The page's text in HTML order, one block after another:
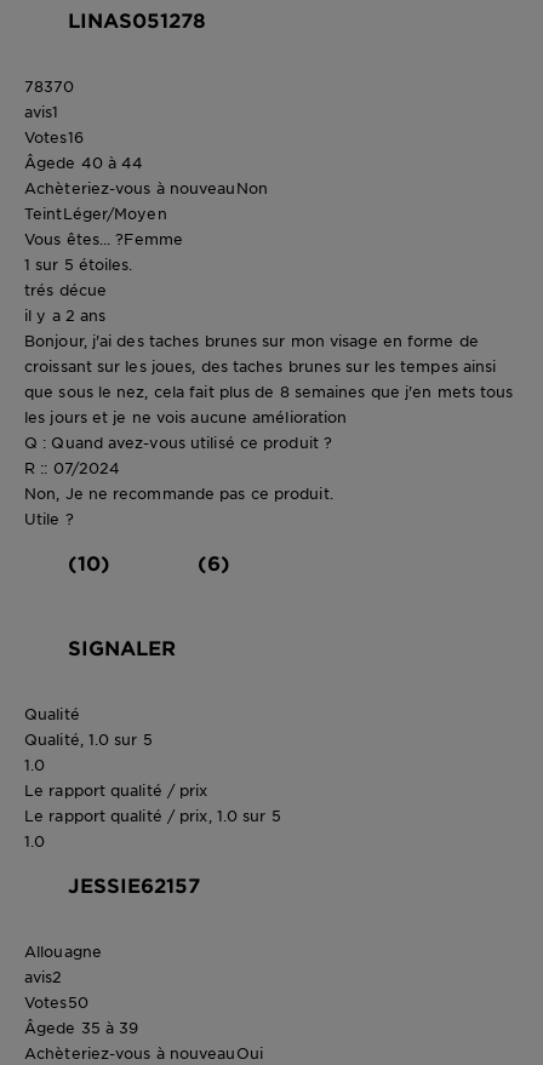
LINAS051278
78370
avis1
Votes16
Âgede 40 à 44
Achèteriez-vous à nouveauNon
TeintLéger/Moyen
Vous êtes... ?Femme
1 sur 5 étoiles.
trés décue
il y a 2 ans
Bonjour, j'ai des taches brunes sur mon visage en forme de
croissant sur les joues, des taches brunes sur les tempes ainsi
que sous le nez, cela fait plus de 8 semaines que j'en mets tous
les jours et je ne vois aucune amélioration
Q : Quand avez-vous utilisé ce produit ?
R :: 07/2024
Non, Je ne recommande pas ce produit.
Utile ?
(10) (6)
SIGNALER
Qualité
Qualité, 1.0 sur 5
1.0
Le rapport qualité / prix
Le rapport qualité / prix, 1.0 sur 5
1.0
JESSIE62157
Allouagne
avis2
Votes50
Âgede 35 à 39
Achèteriez-vous à nouveauOui